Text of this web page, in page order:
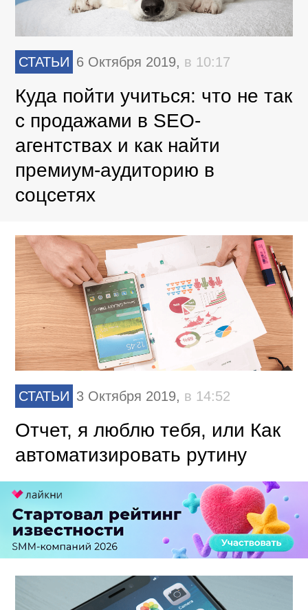
СТАТЬИ 6 Октября 2019, в 10:17
Куда пойти учиться: что не так
с продажами в SEO-
агентствах и как найти
премиум-аудиторию в
соцсетях
СТАТЬИ 3 Октября 2019, в 14:52
Отчет, я люблю тебя, или Как
автоматизировать рутину